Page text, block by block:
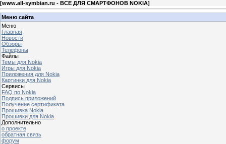
[www.all-symbian.ru - ВСЕ ДЛЯ СМАРТФОНОВ NOKIA]
Меню сайта
Меню
Главная
Новости
Обзоры
Телефоны
Файлы
Темы для Nokia
Игры для Nokia
Приложения для Nokia
Картинки для Nokia
Сервисы
FAQ по Nokia
Подпись приложений
Получение сертификата
Прошивка Nokia
Прошивки для Nokia
Дополнительно
о проекте
обратная связь
форум